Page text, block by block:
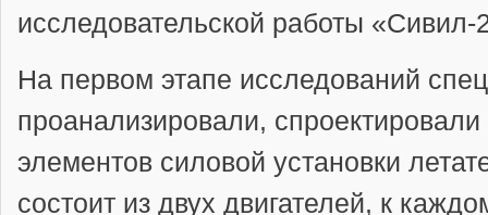
исследовательской работы
На первом этапе исследований
проанализировали,
элементов силовой установки
состоит из двух двигателей, к